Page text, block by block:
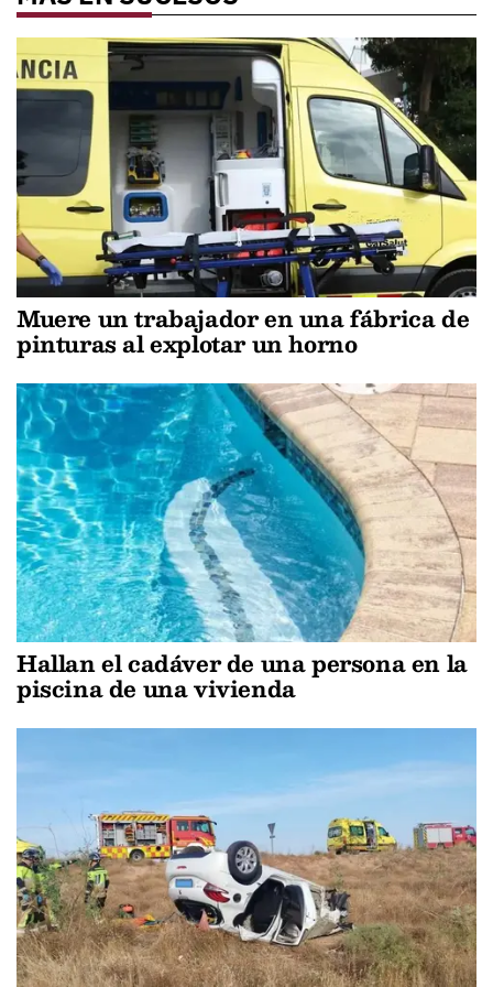
Muere un trabajador en una fábrica de
pinturas al explotar un horno
Hallan el cadáver de una persona en la
piscina de una vivienda